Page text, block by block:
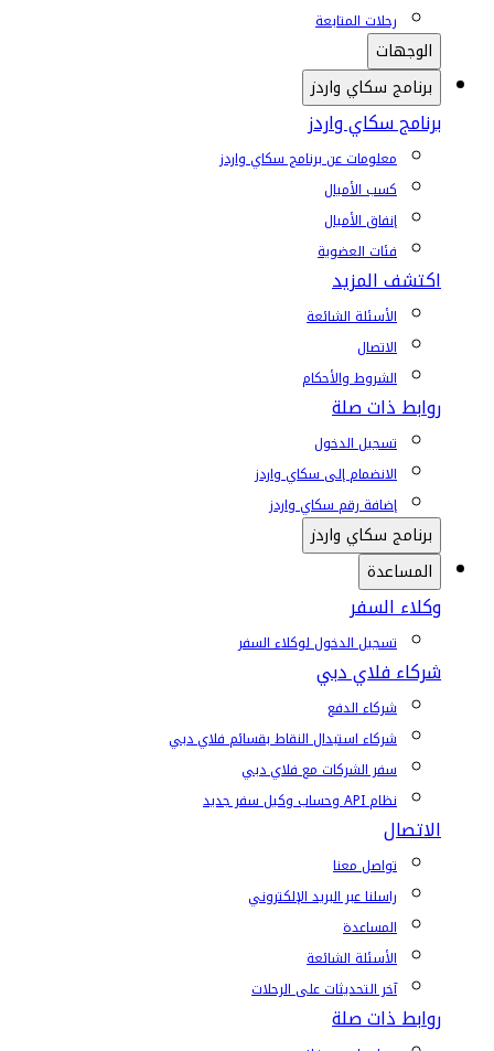
رحلات المتابعة
الوجهات
برنامج سكاي واردز
برنامج سكاي واردز
معلومات عن برنامج سكاي واردز
كسب الأميال
إنفاق الأميال
فئات العضوية
اكتشف المزيد
الأسئلة الشائعة
الاتصال
الشروط والأحكام
روابط ذات صلة
تسجيل الدخول
الانضمام إلى سكاي واردز
إضافة رقم سكاي واردز
برنامج سكاي واردز
المساعدة
وكلاء السفر
تسجيل الدخول لوكلاء السفر
شركاء فلاي دبي
شركاء الدفع
شركاء استبدال النقاط بقسائم فلاي دبي
سفر الشركات مع فلاي دبي
نظام API وحساب وكيل سفر جديد
الاتصال
تواصل معنا
راسلنا عبر البريد الإلكتروني
المساعدة
الأسئلة الشائعة
آخر التحديثات على الرحلات
روابط ذات صلة